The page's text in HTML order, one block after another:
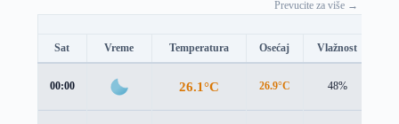
Prevucite za više →
Sat Vreme Temperatura Osećaj Vlažnost
00:00 26.1°C 26.9°C 48%